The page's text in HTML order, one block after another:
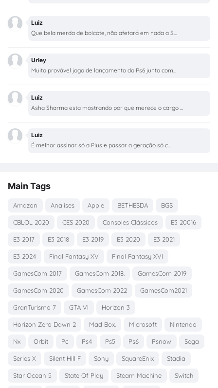
Luiz
Que bela merda de boicote, não afetará em nada a S...
Urley
Muito provável jogo de lançamento do Ps6 junto com...
Luiz
Asha Sharma esta mostrando por que merece o cargo ...
Luiz
É melhor assinar só a Plus e passar a geração só c...
Main Tags
Amazon Analises Apple BETHESDA BGS
CBLOL 2020 CES 2020 Consoles Clássicos E3 20016
E3 2017 E3 2018 E3 2019 E3 2020 E3 2021
E3 2024 Final Fantasy XV Final Fantasy XVI
GamesCom 2017 GamesCom 2018. GamesCom 2019
GamesCom 2020 GamesCom 2022 GamesCom2021
GranTurismo 7 GTA VI Horizon 3
Horizon Zero Dawn 2 Mad Box. Microsoft Nintendo
Nx Orbit Pc Ps4 Ps5 Ps6 Psnow Sega
Series X Silent Hill F Sony SquareEnix Stadia
Star Ocean 5 State Of Play Steam Machine Switch